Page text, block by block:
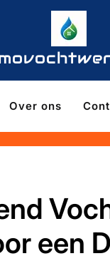
Over ons
een